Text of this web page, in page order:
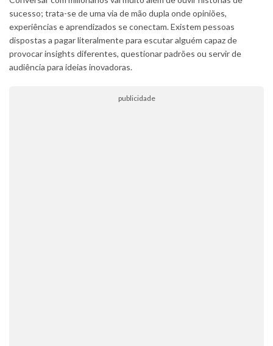
sucesso; trata-se de uma via de mão dupla onde opiniões,
experiências e aprendizados se conectam. Existem pessoas
dispostas a pagar literalmente para escutar alguém capaz de
provocar insights diferentes, questionar padrões ou servir de
audiência para ideias inovadoras.
publicidade